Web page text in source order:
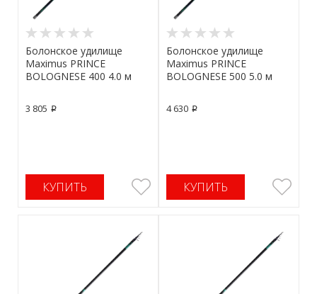
Болонское удилище
Maximus PRINCE
BOLOGNESE 400 4.0 м
3 805 p
КУПИТЬ
Болонское удилище
Maximus PRINCE
BOLOGNESE 500 5.0 м
4 630 p
КУПИТЬ